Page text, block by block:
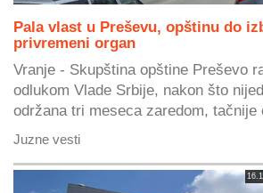
Pala vlast u Preševu, opštinu do
privremeni organ
Vranje - Skupština opštine Preševo
odlukom Vlade Srbije, nakon što
održana tri meseca zaredom, tačnije
Juzne vesti